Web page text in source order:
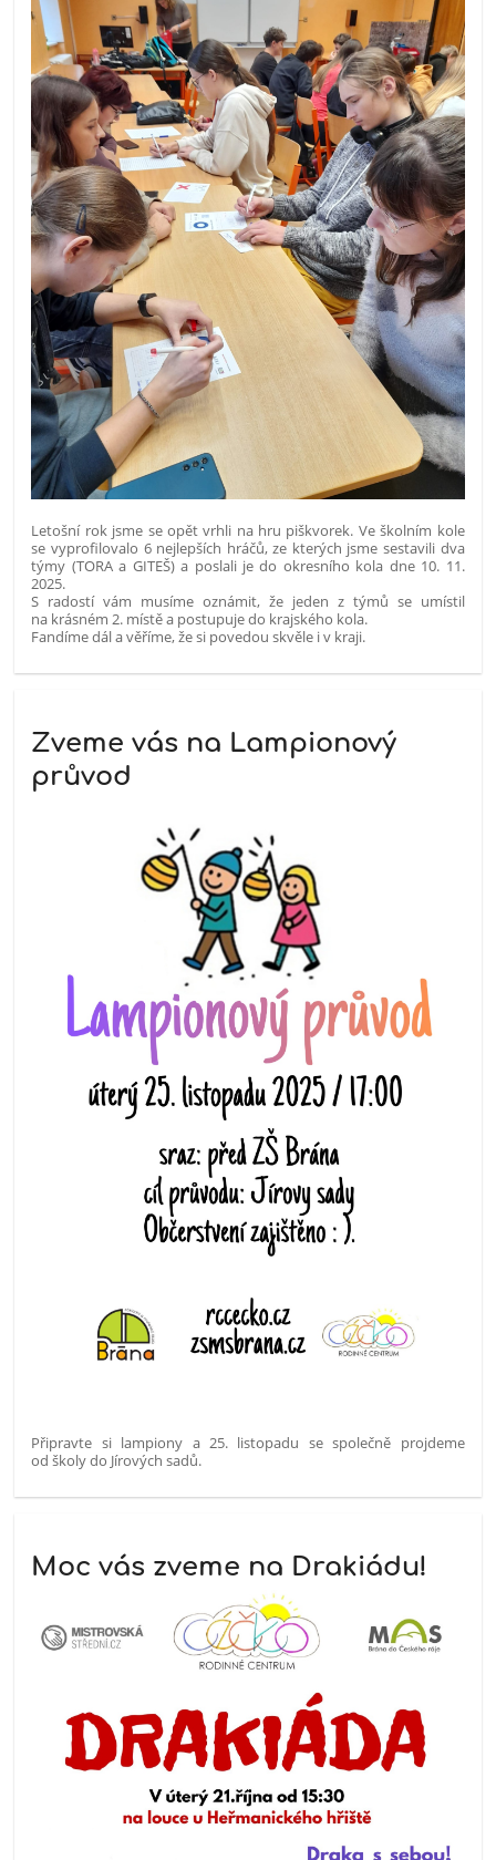
Letošní rok jsme se opět vrhli na hru piškvorek. Ve školním kole
se vyprofilovalo 6 nejlepších hráčů, ze kterých jsme sestavili dva
týmy (TORA a GITEŠ) a poslali je do okresního kola dne 10. 11.
2025.
S radostí vám musíme oznámit, že jeden z týmů se umístil
na krásném 2. místě a postupuje do krajského kola.
Fandíme dál a věříme, že si povedou skvěle i v kraji.
Zveme vás na Lampionový
průvod
Připravte si lampiony a 25. listopadu se společně projdeme
od školy do Jírových sadů.
Moc vás zveme na Drakiádu!